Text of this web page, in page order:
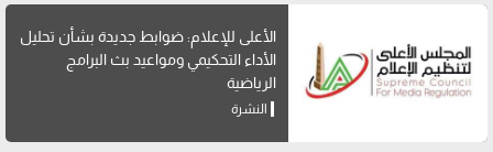
الأعلى للإعلام: ضوابط جديدة بشأن تحليل
الأداء التحكيمي ومواعيد بث البرامج
الرياضية
النشرة